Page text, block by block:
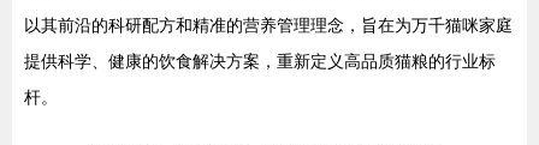
以其前沿的科研配方和精准的营养管理理念，旨在为万千猫咪家庭
提供科学、健康的饮食解决方案，重新定义高品质猫粮的行业标
杆。